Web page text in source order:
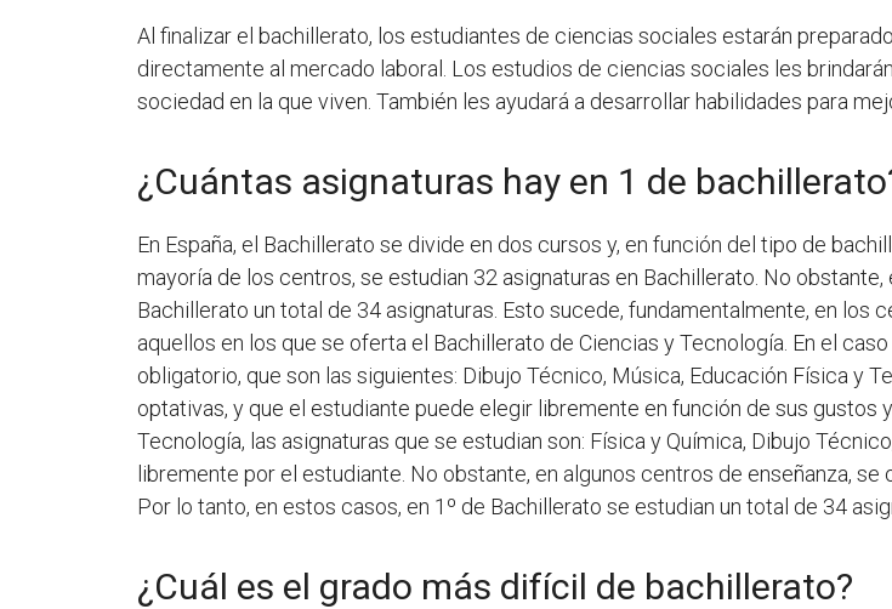
Al finalizar el bachillerato, los estudiantes de ciencias sociales estarán
directamente al mercado laboral. Los estudios de ciencias sociales les
sociedad en la que viven. También les ayudará a desarrollar habilidades para
¿Cuántas asignaturas hay en 1 de
En España, el Bachillerato se divide en dos cursos y, en función del tipo de
mayoría de los centros, se estudian 32 asignaturas en Bachillerato. No
Bachillerato un total de 34 asignaturas. Esto sucede, fundamentalmente, en los
aquellos en los que se oferta el Bachillerato de Ciencias y Tecnología. En el
obligatorio, que son las siguientes: Dibujo Técnico, Música, Educación Física y
optativas, y que el estudiante puede elegir libremente en función de sus gustos
Tecnología, las asignaturas que se estudian son: Física y Química, Dibujo
libremente por el estudiante. No obstante, en algunos centros de enseñanza,
Por lo tanto, en estos casos, en 1º de Bachillerato se estudian un total de 34
¿Cuál es el grado más difícil de bachillerato?